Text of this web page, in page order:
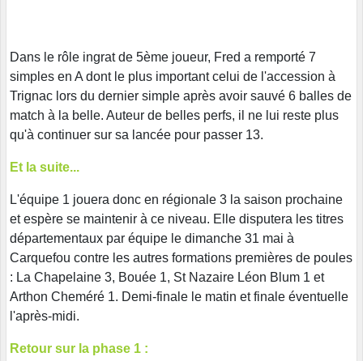
Dans le rôle ingrat de 5ème joueur, Fred a remporté 7
simples en A dont le plus important celui de l'accession à
Trignac lors du dernier simple après avoir sauvé 6 balles de
match à la belle. Auteur de belles perfs, il ne lui reste plus
qu'à continuer sur sa lancée pour passer 13.
Et la suite...
L'équipe 1 jouera donc en régionale 3 la saison prochaine
et espère se maintenir à ce niveau. Elle disputera les titres
départementaux par équipe le dimanche 31 mai à
Carquefou contre les autres formations premières de poules
: La Chapelaine 3, Bouée 1, St Nazaire Léon Blum 1 et
Arthon Cheméré 1. Demi-finale le matin et finale éventuelle
l'après-midi.
Retour sur la phase 1 :